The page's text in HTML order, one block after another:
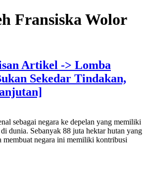
Fransiska Wolor
Artikel -> Lomba
Sekedar Tindakan,
negara ke depelan yang memiliki
dunia. Sebanyak 88 juta hektar hutan yang
negara ini memiliki kontribusi